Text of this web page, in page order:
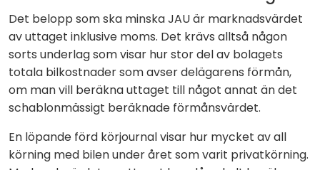
Det belopp som ska minska JAU är marknadsvärdet
av uttaget inklusive moms. Det krävs alltså någon
sorts underlag som visar hur stor del av bolagets
totala bilkostnader som avser delägarens förmån,
om man vill beräkna uttaget till något annat än det
schablonmässigt beräknade förmånsvärdet.
En löpande förd körjournal visar hur mycket av all
körning med bilen under året som varit privatkörning.